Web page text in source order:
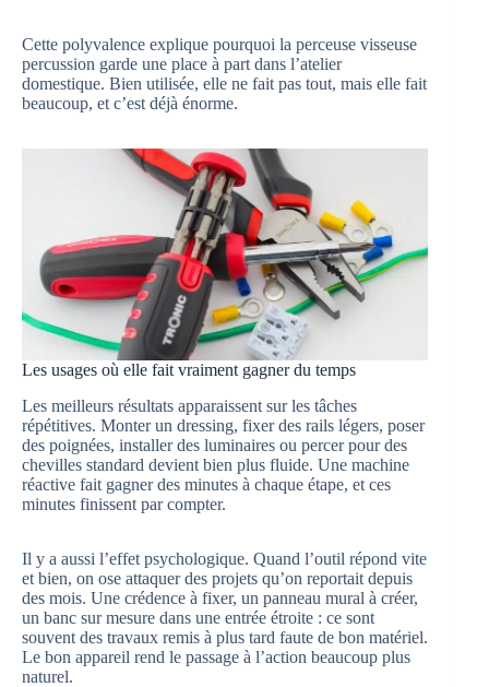
Cette polyvalence explique pourquoi la perceuse visseuse
percussion garde une place à part dans l’atelier
domestique. Bien utilisée, elle ne fait pas tout, mais elle fait
beaucoup, et c’est déjà énorme.
Les usages où elle fait vraiment gagner du temps
Les meilleurs résultats apparaissent sur les tâches
répétitives. Monter un dressing, fixer des rails légers, poser
des poignées, installer des luminaires ou percer pour des
chevilles standard devient bien plus fluide. Une machine
réactive fait gagner des minutes à chaque étape, et ces
minutes finissent par compter.
Il y a aussi l’effet psychologique. Quand l’outil répond vite
et bien, on ose attaquer des projets qu’on reportait depuis
des mois. Une crédence à fixer, un panneau mural à créer,
un banc sur mesure dans une entrée étroite : ce sont
souvent des travaux remis à plus tard faute de bon matériel.
Le bon appareil rend le passage à l’action beaucoup plus
naturel.